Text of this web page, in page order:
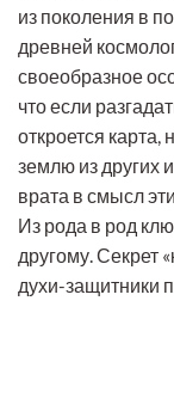
из поколения в
древней
своеобразное
что если
откроется карта,
землю из других
врата в смысл
Из рода в род
другому. Секрет
духи-защитники